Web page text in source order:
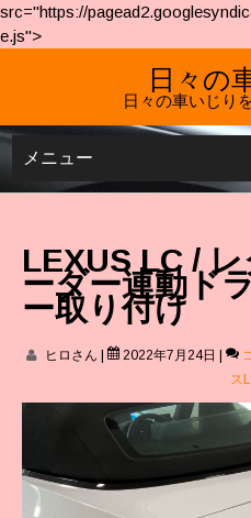
src="https://
e.js">
日々の
日々の車いじり
メニュー
LEXUS LC /
ーダー連動ド
ー取り付け
ヒロさん 2022年7月24日
ス